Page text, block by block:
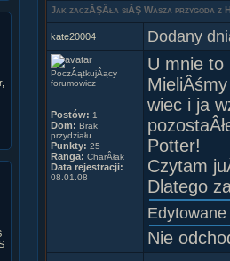
Jak zaczĂŞÂła siĂŞ Wasza przygoda z
kate20004 Dodany
PoczÂątkujÂący
forumowicz
Postów: 1
Dom: Brak
przydziału
Punkty: 25
Ranga: CharÂłak
Data rejestracji:
08.01.08
U mnie to
wiec i ja
Potter!
Czytam
Dlatego
Nie